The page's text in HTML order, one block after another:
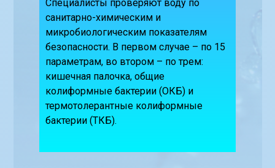
Специалисты проверяют воду по
санитарно-химическим и
микробиологическим показателям
безопасности. В первом случае – по 15
параметрам, во втором – по трем:
кишечная палочка, общие
колиформные бактерии (ОКБ) и
термотолерантные колиформные
бактерии (ТКБ).